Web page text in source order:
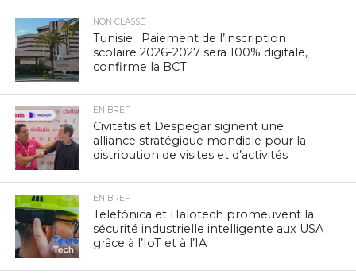
NON CLASSÉ
Tunisie : Paiement de l’inscription
scolaire 2026-2027 sera 100% digitale,
confirme la BCT
EN BREF
Civitatis et Despegar signent une
alliance stratégique mondiale pour la
distribution de visites et d’activités
EN BREF
Telefónica et Halotech promeuvent la
sécurité industrielle intelligente aux USA
grâce à l’IoT et à l’IA